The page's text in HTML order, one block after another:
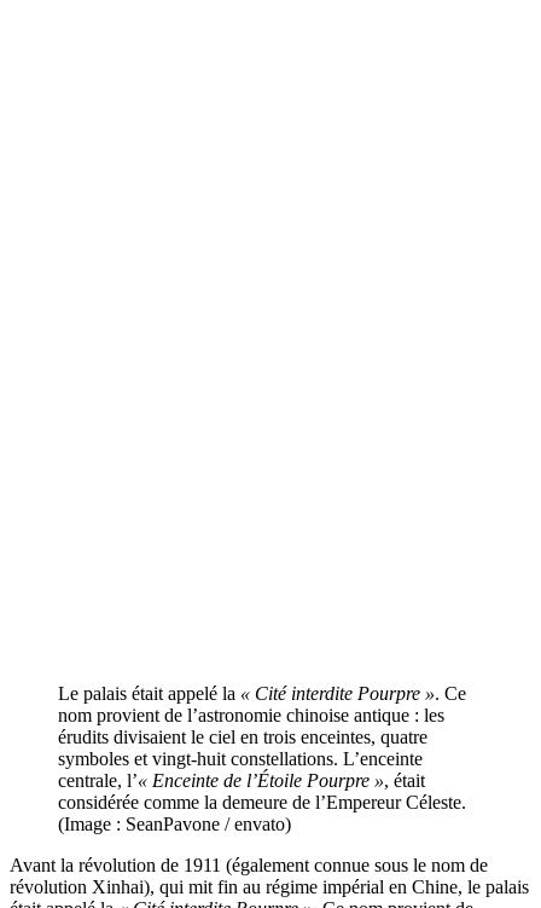
Le palais était appelé la « Cité interdite Pourpre ». Ce
nom provient de l’astronomie chinoise antique : les
érudits divisaient le ciel en trois enceintes, quatre
symboles et vingt-huit constellations. L’enceinte
centrale, l’« Enceinte de l’Étoile Pourpre », était
considérée comme la demeure de l’Empereur Céleste.
(Image : SeanPavone / envato)
Avant la révolution de 1911 (également connue sous le nom de
révolution Xinhai), qui mit fin au régime impérial en Chine, le palais